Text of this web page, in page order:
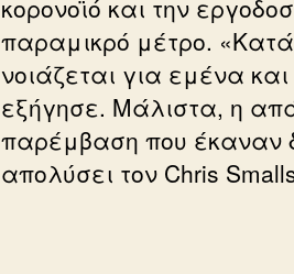
κορονοϊό και την
παραμικρό μέτρο.
νοιάζεται για εμένα
εξήγησε. Μάλιστα, η
παρέμβαση που έκαναν
απολύσει τον Chris